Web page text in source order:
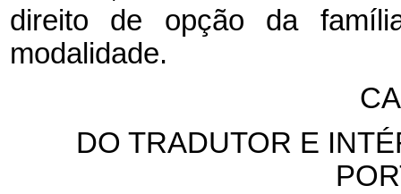
direito de opção da
modalidade.
DO TRADUTOR E